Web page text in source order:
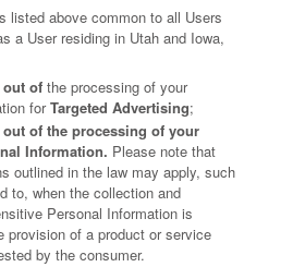
listed above common to all Users
a User residing in Utah and Iowa,
of the processing of your
forTargeted Advertising;
of the processing of your
Information. Please note that
outlined in the law may apply, such
to, when the collection and
Personal Information is
provision of a product or service
by the consumer.